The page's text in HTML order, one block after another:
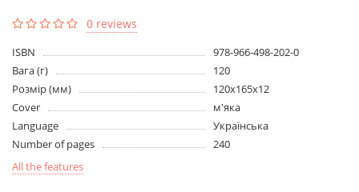
0 reviews
ISBN
978-966-498-202-0
Вага (г)
120
Розмір (мм)
120х165х12
Cover
м'яка
Language
Українська
Number of pages
240
All the features